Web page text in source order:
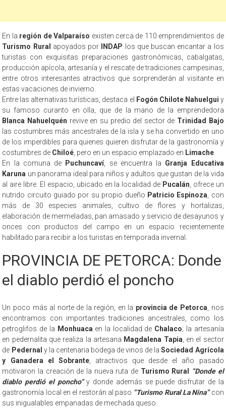
En la región de Valparaíso existen cerca de 110 emprendimientos de
Turismo Rural
apoyados por INDAP los que buscan encantar a los
turistas con exquisitas preparaciones gastronómicas, cabalgatas,
producción apícola, artesanía y el rescate de tradiciones campesinas,
entre otros interesantes atractivos que sorprenderán al visitante en
estas vacaciones de invierno.
Entre las alternativas turísticas, destaca el Fogón Chilote Nahuelgui y
su famoso curanto en olla, que de la mano de la emprendedora
Blanca Nahuelquén revive en su predio del sector de Trinidad Bajo
las costumbres más ancestrales de la isla y se ha convertido en uno
de los imperdibles para quienes quieren disfrutar de la gastronomía y
costumbres de Chiloé , pero en un espacio emplazado en Limache
En la comuna de
Puchuncaví, se encuentra la Granja Educativa
Karuna un panorama ideal para niños y adultos que gustan de la vida
al aire libre. El espacio, ubicado en la localidad de Pucalán , ofrece un
nutrido circuito guiado por su propio dueño Patricio Espinoza , con
más de 30 especies animales, cultivo de flores y hortalizas,
elaboración de mermeladas, pan amasado y servicio de desayunos y
onces con productos del campo en un espacio recientemente
habilitado para recibir a los turistas en temporada invernal.
PROVINCIA DE PETORCA: Donde
el diablo perdió el poncho
Un poco más al norte de la región, en la provincia de Petorca , nos
encontramos con importantes tradiciones ancestrales, como los
petroglifos de la Monhuaca en la localidad de Chalaco; la artesanía
en pedernalita que realiza la artesana Magdalena Tapia , en el sector
de Pedernal y la centenaria bodega de vinos de laSociedad Agrícola
y Ganadera el Sobrante, atractivos que desde el año pasado
motivaron la creación de la nueva ruta de Turismo Rural
“Donde el
diablo perdió el poncho”y donde además se puede disfrutar de la
gastronomía local en el restorán al paso “Turismo Rural La Nina”con
sus inigualables empanadas de mechada queso.